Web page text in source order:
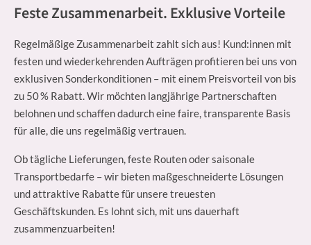
Feste Zusammenarbeit. Exklusive Vorteile
Regelmäßige Zusammenarbeit zahlt sich aus! Kund:innen mit
festen und wiederkehrenden Aufträgen profitieren bei uns von
exklusiven Sonderkonditionen – mit einem Preisvorteil von bis
zu 50 % Rabatt. Wir möchten langjährige Partnerschaften
belohnen und schaffen dadurch eine faire, transparente Basis
für alle, die uns regelmäßig vertrauen.
Ob tägliche Lieferungen, feste Routen oder saisonale
Transportbedarfe – wir bieten maßgeschneiderte Lösungen
und attraktive Rabatte für unsere treuesten
Geschäftskunden. Es lohnt sich, mit uns dauerhaft
zusammenzuarbeiten!